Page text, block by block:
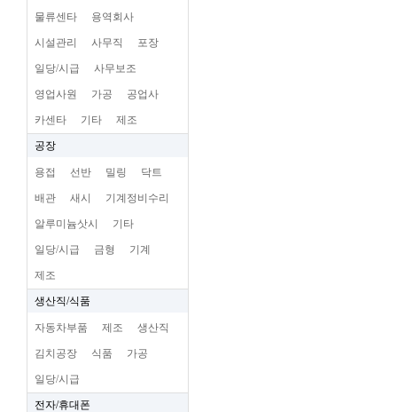
물류센타 용역회사
시설관리 사무직 포장
일당/시급 사무보조
영업사원 가공 공업사
카센타 기타 제조
공장
용접 선반 밀링 닥트
배관 새시 기계정비수리
알루미늄삿시 기타
일당/시급 금형 기계
제조
생산직/식품
자동차부품 제조 생산직
김치공장 식품 가공
일당/시급
전자/휴대폰